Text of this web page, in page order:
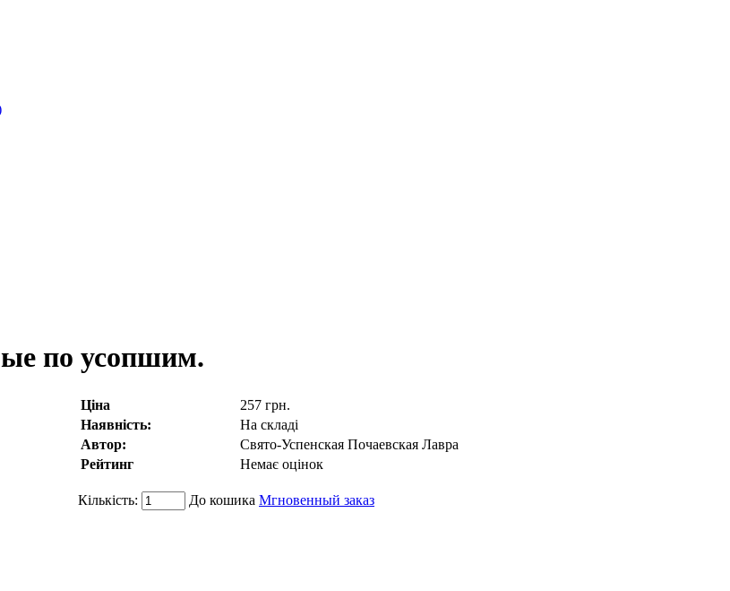
по усопшим.
Ціна
257 грн.
Наявність:
На складі
Автор:
Свято-Успенская Почаевская Лавра
Рейтинг
Немає оцінок
Кількість: До кошика Мгновенный заказ